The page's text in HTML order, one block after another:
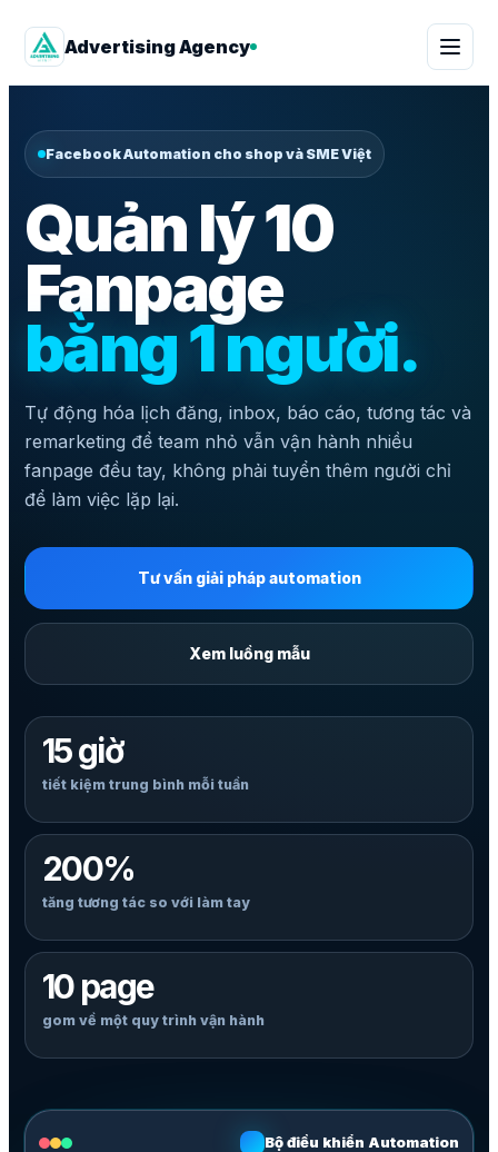
Advertising Agency
Facebook Automation cho shop và SME Việt
Quản lý 10
Fanpage
bằng 1 người.
Tự động hóa lịch đăng, inbox, báo cáo, tương tác và
remarketing để team nhỏ vẫn vận hành nhiều
fanpage đều tay, không phải tuyển thêm người chỉ
để làm việc lặp lại.
Tư vấn giải pháp automation
Xem luồng mẫu
15 giờ
tiết kiệm trung bình mỗi tuần
200%
tăng tương tác so với làm tay
10 page
gom về một quy trình vận hành
Bộ điều khiển Automation